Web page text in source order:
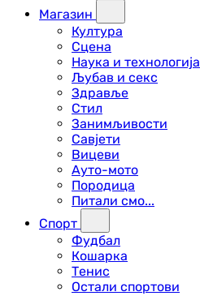
Магазин
Култура
Сцена
Наука и технологија
Љубав и секс
Здравље
Стил
Занимљивости
Савјети
Вицеви
Ауто-мото
Породица
Питали смо...
Спорт
Фудбал
Кошарка
Тенис
Остали спортови